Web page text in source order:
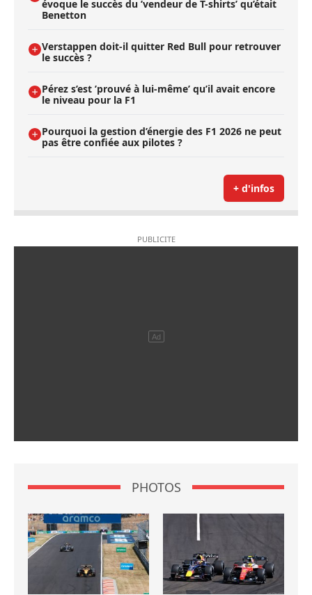
évoque le succès du ’vendeur de T-shirts’ qu’était
Benetton
Verstappen doit-il quitter Red Bull pour retrouver
le succès ?
Pérez s’est ’prouvé à lui-même’ qu’il avait encore
le niveau pour la F1
Pourquoi la gestion d’énergie des F1 2026 ne peut
pas être confiée aux pilotes ?
+ d'infos
PHOTOS